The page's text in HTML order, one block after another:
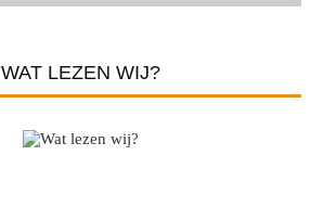
WAT LEZEN WIJ?